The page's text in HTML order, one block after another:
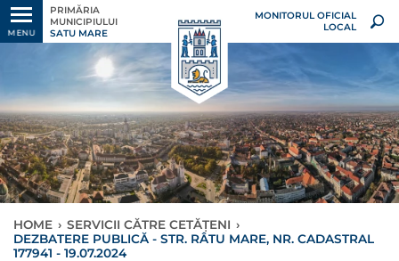
MENU
PRIMĂRIA
MUNICIPIULUI
SATU MARE
MONITORUL OFICIAL
LOCAL
HOME › SERVICII CĂTRE CETĂȚENI ›
DEZBATERE PUBLICĂ - STR. RÂTU MARE, NR. CADASTRAL
177941 - 19.07.2024